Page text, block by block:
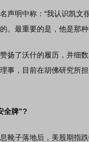
明中称：“我认识凯文
。最重要的是，他是那
了沃什的履历，并细数
事，目前在胡佛研究所
全牌”?
子落地后，美股期指跌